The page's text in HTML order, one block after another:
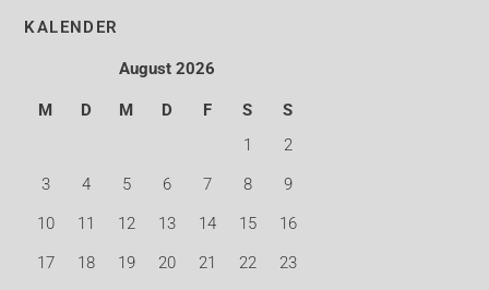
KALENDER
August 2026
M D M D F S
S
1
2
3
4 5 6 7 8
9
10
11 12 13 14 15
16
17
18 19 20 21 22
23